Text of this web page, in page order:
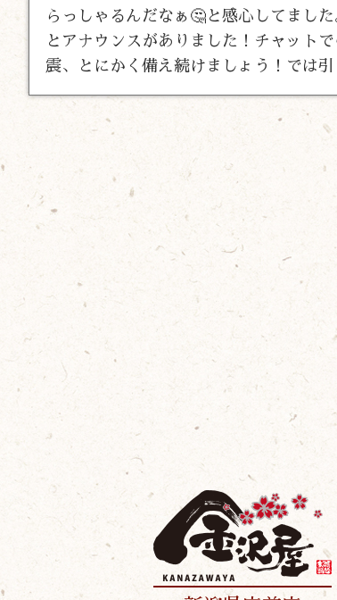
らっしゃるんだなぁ🤔と感心してまし
とアナウンスがありました！チャット
震、とにかく備え続けましょう！では